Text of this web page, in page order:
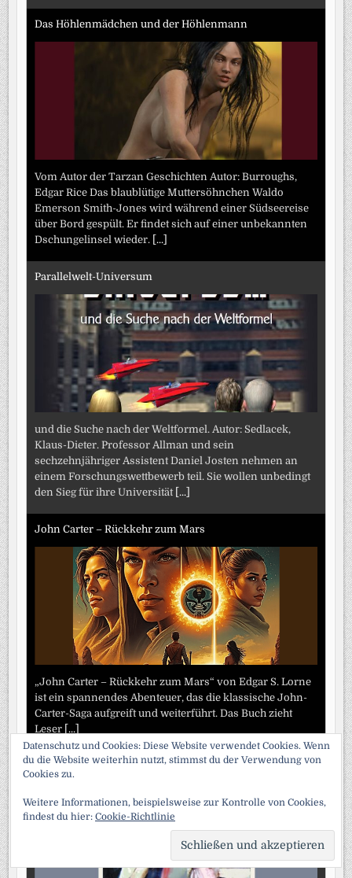
Das Höhlenmädchen und der Höhlenmann
Vom Autor der Tarzan Geschichten Autor: Burroughs,
Edgar Rice Das blaublütige Muttersöhnchen Waldo
Emerson Smith-Jones wird während einer Südseereise
über Bord gespült. Er findet sich auf einer unbekannten
Dschungelinsel wieder. [...]
Parallelwelt-Universum
und die Suche nach der Weltformel. Autor: Sedlacek,
Klaus-Dieter. Professor Allman und sein
sechzehnjähriger Assistent Daniel Josten nehmen an
einem Forschungswettbewerb teil. Sie wollen unbedingt
den Sieg für ihre Universität [...]
John Carter – Rückkehr zum Mars
„John Carter – Rückkehr zum Mars“ von Edgar S. Lorne
ist ein spannendes Abenteuer, das die klassische John-
Carter-Saga aufgreift und weiterführt. Das Buch zieht
Leser [...]
Die außergewöhnlichen Abenteuer des Arsene Lupin
Datenschutz und Cookies: Diese Website verwendet Cookies. Wenn
du die Website weiterhin nutzt, stimmst du der Verwendung von
Cookies zu.
Weitere Informationen, beispielsweise zur Kontrolle von Cookies,
findest du hier: Cookie-Richtlinie
TO
TOP